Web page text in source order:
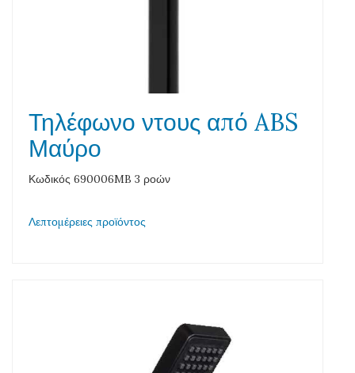
Τηλέφωνο ντους από ABS
Μαύρο
Κωδικός 690006MB 3 ροών
Λεπτομέρειες προϊόντος